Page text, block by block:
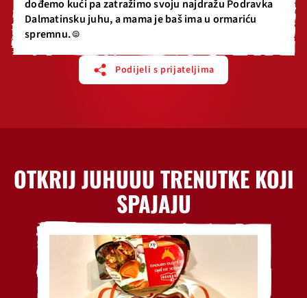
dođemo kući pa zatražimo svoju najdražu Podravka
Dalmatinsku juhu, a mama je baš ima u ormariću
spremnu. ☺️
Podijeli s prijateljima
OTKRIJ JUHUUU TRENUTKE KOJI
SPAJAJU